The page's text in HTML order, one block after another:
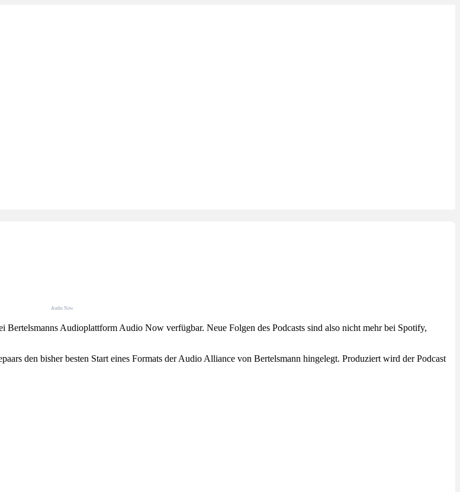
Audio Now
Audioplattform Audio Now verfügbar. Neue Folgen des Podcasts sind also nicht mehr bei Spotify,
den bisher besten Start eines Formats der Audio Alliance von Bertelsmann hingelegt. Produziert wird der Podcast